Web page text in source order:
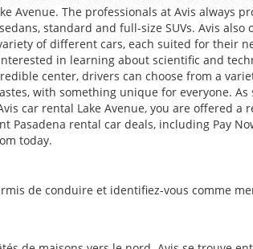
Avenue. The professionals at Avis always
standard and full-size SUVs. Avis
of different cars, each suited for their
in learning about scientific and
center, drivers can choose from a
with something unique for everyone.
car rental Lake Avenue, you are offered
Pasadena rental car deals, including Pay
today.
de conduire et identifiez-vous comme